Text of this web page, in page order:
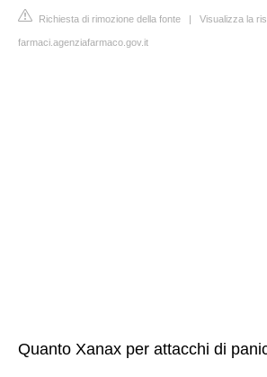
Richiesta di rimozione della fonte | Visualizza la
farmaci.agenziafarmaco.gov.it
Quanto Xanax per attacchi di